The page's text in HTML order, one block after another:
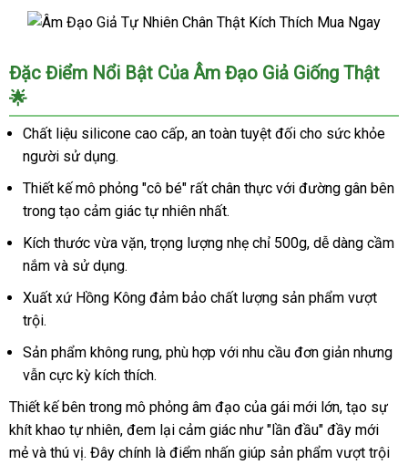
Âm
Đạo
Giả
Tự
Nhiên
Chân
Thật
Thích
Mua
Ngay
Đặc Điểm Nổi Bật Của Âm Đạo Giả Giống Thật
🌟
Chất liệu silicone cao cấp, an toàn tuyệt đối cho sức khỏe
người sử dụng.
Thiết kế mô phỏng "cô bé" rất chân thực với đường gân bên
trong tạo cảm giác tự nhiên nhất.
Kích thước vừa vặn, trọng lượng nhẹ chỉ 500g, dễ dàng cầm
nắm và sử dụng.
Xuất xứ Hồng Kông đảm bảo chất lượng sản phẩm vượt
trội.
Sản phẩm không rung, phù hợp với nhu cầu đơn giản nhưng
vẫn cực kỳ kích thích.
Thiết kế bên trong mô phỏng âm đạo của gái mới lớn, tạo sự
khít khao tự nhiên, đem lại cảm giác như "lần đầu" đầy mới
mẻ và thú vị. Đây chính là điểm nhấn giúp sản phẩm vượt trội